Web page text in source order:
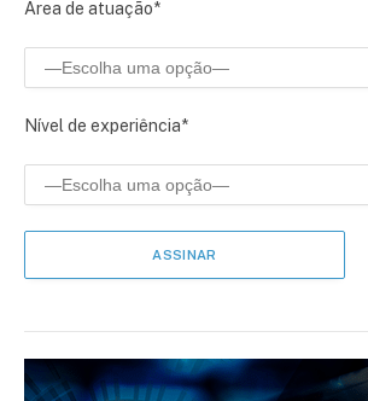
Área de atuação*
Nível de experiência*